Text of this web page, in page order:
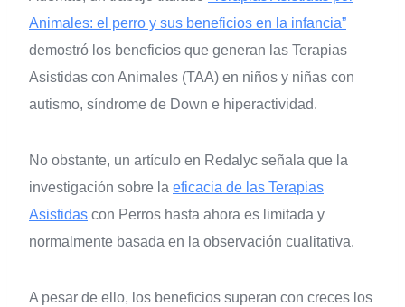
Animales: el perro y sus beneficios en la infancia”
demostró los beneficios que generan las Terapias
Asistidas con Animales (TAA) en niños y niñas con
autismo, síndrome de Down e hiperactividad.
No obstante, un artículo en Redalyc señala que la
investigación sobre la eficacia de las Terapias
Asistidas con Perros hasta ahora es limitada y
normalmente basada en la observación cualitativa.
A pesar de ello, los beneficios superan con creces los